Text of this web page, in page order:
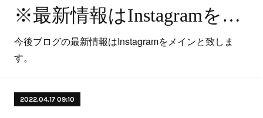
※最新情報はInstagramをご覧ください※
今後ブログの最新情報はInstagramをメインと致しま
す。
2022.04.17 09:10